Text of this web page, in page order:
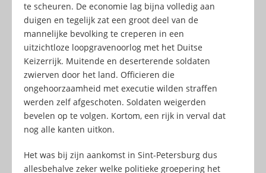
te scheuren. De economie lag bijna volledig aan
duigen en tegelijk zat een groot deel van de
mannelijke bevolking te creperen in een
uitzichtloze loopgravenoorlog met het Duitse
Keizerrijk. Muitende en deserterende soldaten
zwierven door het land. Officieren die
ongehoorzaamheid met executie wilden straffen
werden zelf afgeschoten. Soldaten weigerden
bevelen op te volgen. Kortom, een rijk in verval dat
nog alle kanten uitkon.
Het was bij zijn aankomst in Sint-Petersburg dus
allesbehalve zeker welke politieke groepering het